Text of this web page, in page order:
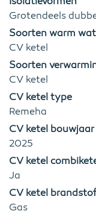
Grotendeels
Soorten warm
CV ketel
Soorten
CV ketel
CV ketel type
Remeha
CV ketel bouwjaar
2025
CV ketel
Ja
CV ketel brandstof
Gas